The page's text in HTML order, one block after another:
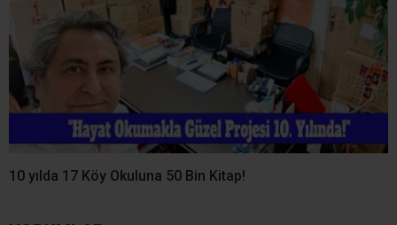
10 yılda 17 Köy Okuluna 50 Bin Kitap!